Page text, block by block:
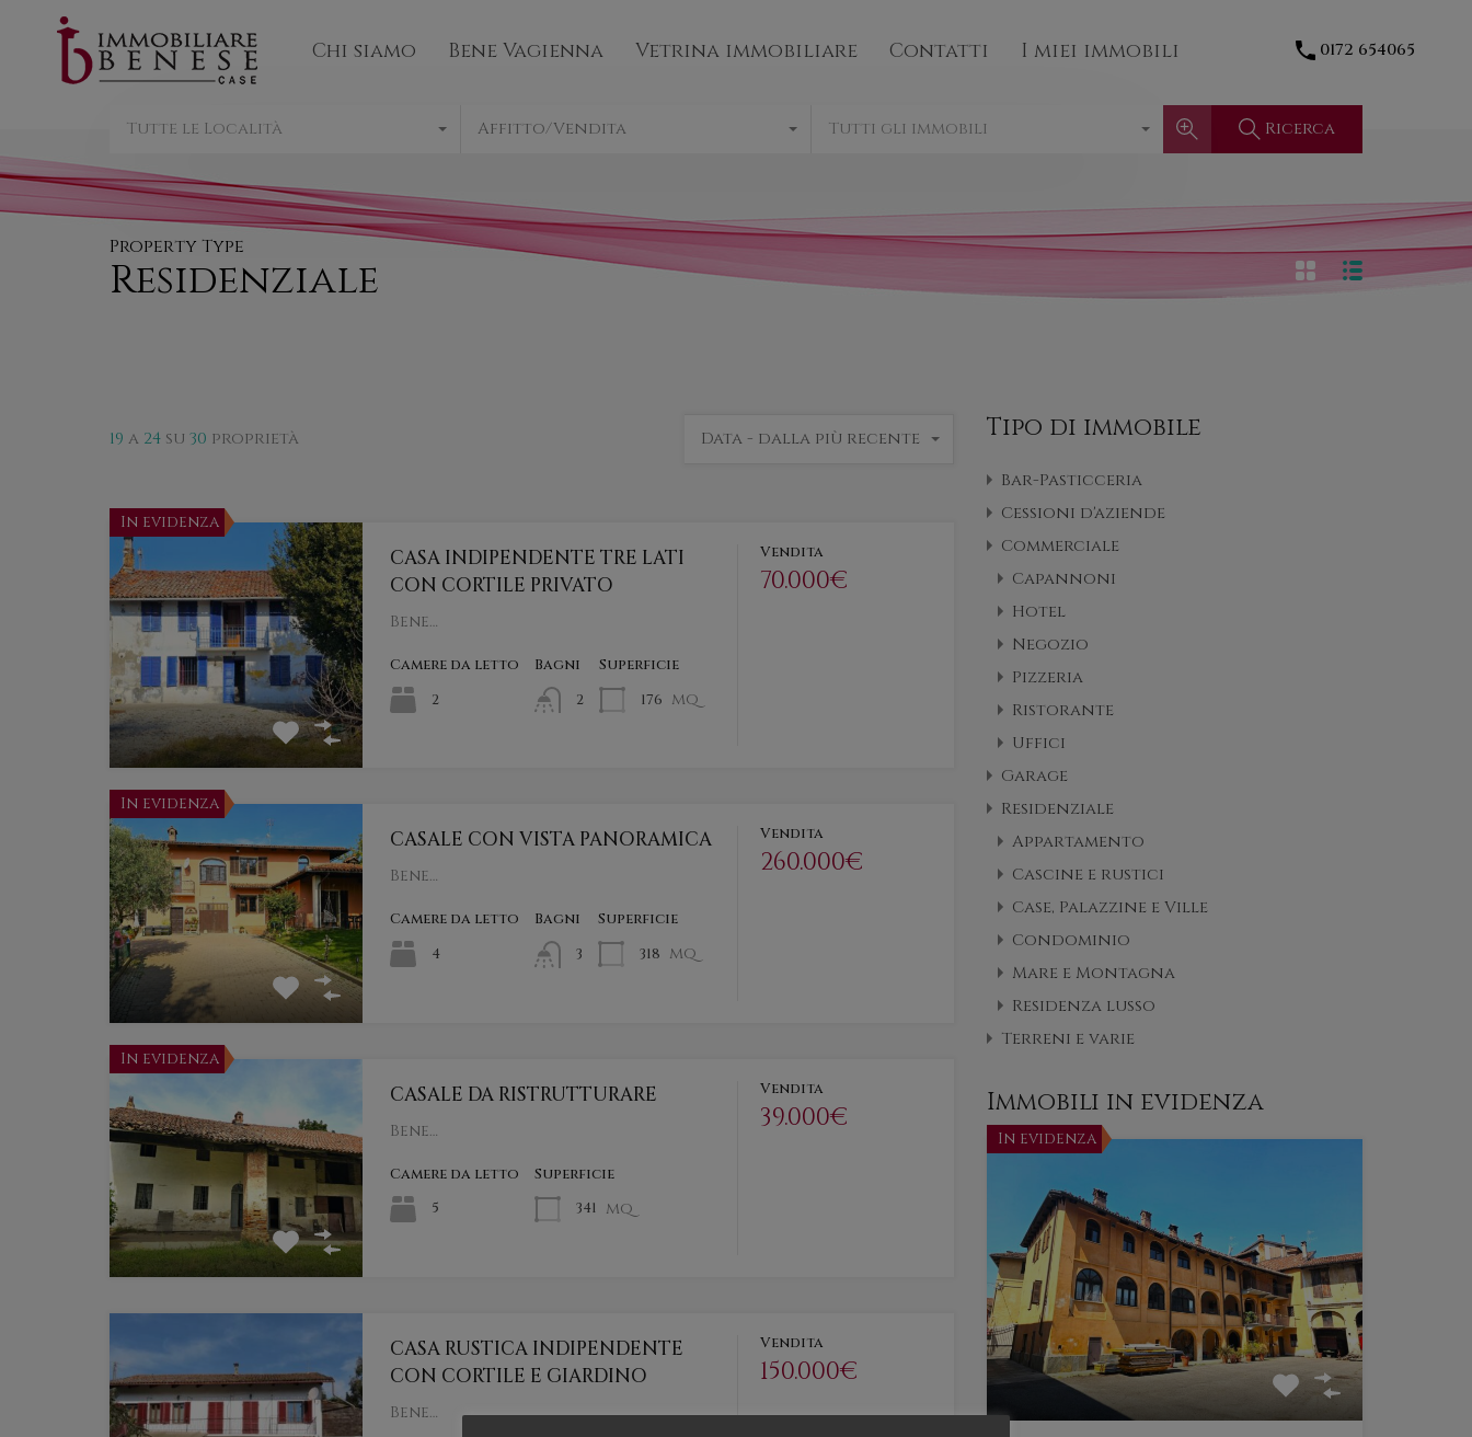
Chi siamo Bene Vagienna Vetrina immobiliare Contatti I miei immobili 0172 654065
Chi siamo Bene Vagienna Vetrina immobiliare Contatti I miei immobili 0172 654065
Tutte le Località Affitto/Vendita Tutti gli immobili Ricerca
Property Type
Residenziale
19 a 24 su 30 proprietà Data - dalla più recente
In evidenza
CASA INDIPENDENTE TRE LATI
CON CORTILE PRIVATO
Bene…
Camere da letto
2
Bagni
2
Superficie
176 mq
Vendita
70.000€
In evidenza
CASALE CON VISTA PANORAMICA
Bene…
Camere da letto
4
Bagni
3
Superficie
318 mq
Vendita
260.000€
In evidenza
CASALE DA RISTRUTTURARE
Bene…
Camere da letto
5
Superficie
341 mq
Vendita
39.000€
CASA RUSTICA INDIPENDENTE
CON CORTILE E GIARDINO
Bene…
Vendita
150.000€
Tipo di immobile
Bar-Pasticceria
Cessioni d'aziende
Commerciale
Capannoni
Hotel
Negozio
Pizzeria
Ristorante
Uffici
Garage
Residenziale
Appartamento
Cascine e rustici
Case, Palazzine e Ville
Condominio
Mare e Montagna
Residenza lusso
Terreni e varie
Immobili in evidenza
In evidenza